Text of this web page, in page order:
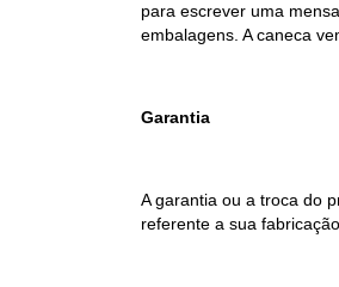
para escrever uma
embalagens. A caneca
Garantia
A garantia ou a troca do
referente a sua